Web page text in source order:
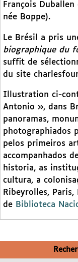
François
née Boppe).
Le Brésil a pris
biographique du
suffit de
du site
Illustration ci-
Antonio », dans
panoramas,
photographiados
pelos primeiros
accompanhados
historia, as
cultura, a
Ribeyrolles,
de Biblioteca